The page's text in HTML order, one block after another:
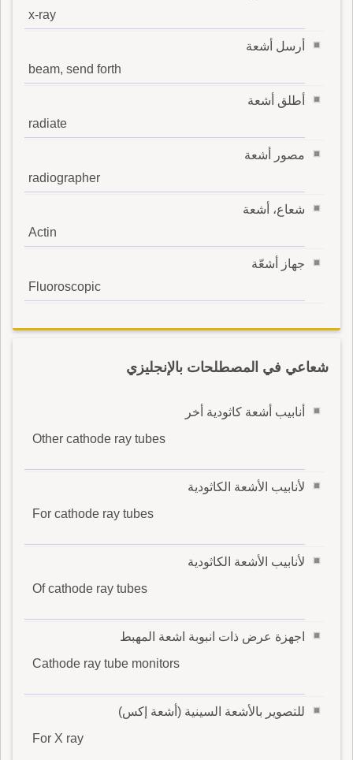
x-ray
أرسل أشعة
beam, send forth
أطلق أشعة
radiate
مصور أشعة
radiographer
شعاع، أشعة
Actin
جهاز أشعّة
Fluoroscopic
شعاعي في المصطلحات بالإنجليزي
أنابيب أشعة كاثودية أخر
Other cathode ray tubes
لأنابيب الأشعة الكاثودية
For cathode ray tubes
لأنابيب الأشعة الكاثودية
Of cathode ray tubes
اجهزة عرض ذات انبوبة اشعة المهبط
Cathode ray tube monitors
للتصوير بالأشعة السينية (أشعة إكس)
For X ray